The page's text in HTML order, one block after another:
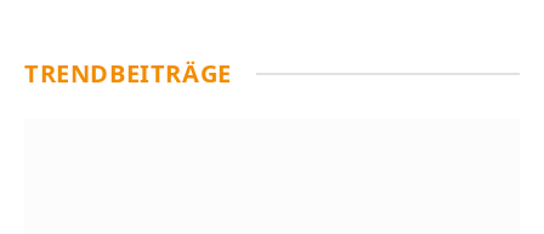
TRENDBEITRÄGE